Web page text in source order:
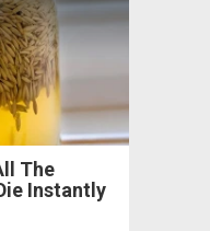
The
Instantly